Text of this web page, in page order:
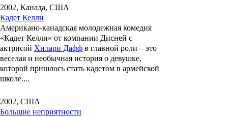
2002, Канада, США
Кадет Келли
Американо-канадская молодежная комедия
«Кадет Келли» от компании Дисней с
актрисой Хилари Дафф в главной роли – это
веселая и необычная история о девушке,
которой пришлось стать кадетом в армейской
школе....
2002, США
Большие неприятности